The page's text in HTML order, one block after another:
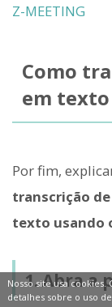
Z-MEETING
Como
em texto
Por fim,
transcrição
texto usando
1. Abra a
Nosso site usa cookies.
detalhes sobre o uso